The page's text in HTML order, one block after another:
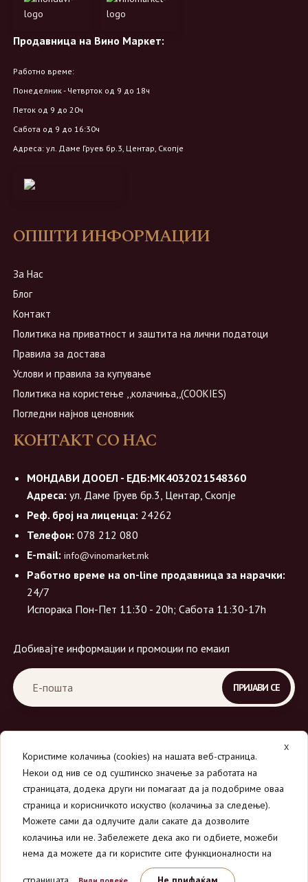
Продавница на Вино Маркет:
Работно време:
Понеделник - Четврток од 9 до 18ч
Петок од 9 до 20ч
Сабота од 9 до 16:30ч
Адреса: ул. Даме Груев бр.3, Центар, Скопје
ОПШТИ ИНФОРМАЦИИ
За Нас
Блог
Контакт
Политика на приватност и заштита на лични податоци
Правила за достава
Услови и правила за купување
Политика на користење ,,колачиња,,(COOKIES)
Погледни најнов ценовник
КОНТАКТ СО НАС
МОНДАВИ ДООЕЛ - ЕДБ:МК4032021548360
Адреса: ул. Даме Груев бр.3, Центар, Скопје
Реф. број на лиценца: 24262
Телефон: 078 212 080
E-mail: info@vinomarket.mk
Работно време на on-line продавница за нарачки:
24/7
Испорака Пон-Пет 11:30 - 20h; Сабота 11:30-17h
Добивајте информации и промоции по емаил
© 2026Вино Маркет - МОНДАВИ ДООЕЛ.
Сите права се задржани.
X
Користиме колачиња (cookies) на нашата веб-страница.
Некои од нив се од суштинско значење за работата на
страницата, додека други ни помагаат да ја подобриме оваа
страница и корисничкото искуство (колачиња за следење).
Можете сами да одлучите дали сакате да дозволите
колачиња или не. Забележете дека ако ги одбиете, можеби
нема да можете да ги користите сите функционалности на